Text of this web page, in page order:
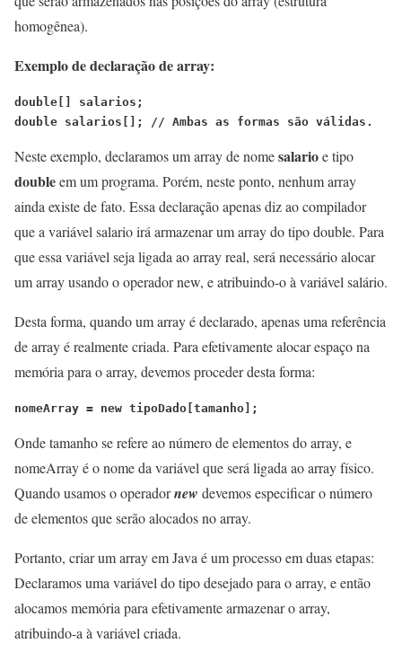
homogênea).
Exemplo de declaração de array:
double[] salarios;
double salarios[];
// Ambas as formas são válidas.
Neste exemplo, declaramos um array de nomesalarioe tipo
doubleem um programa. Porém, neste ponto, nenhum array
ainda existe de fato. Essa declaração apenas diz ao compilador
que a variável salario irá armazenar um array do tipo double. Para
que essa variável seja ligada ao array real, será necessário alocar
um array usando o operador new, e atribuindo-o à variável salário.
Desta forma, quando um array é declarado, apenas uma referência
de array é realmente criada. Para efetivamente alocar espaço na
memória para o array, devemos proceder desta forma:
nomeArray = new tipoDado[tamanho];
Onde tamanho se refere ao número de elementos do array, e
nomeArray é o nome da variável que será ligada ao array físico.
Quando usamos o operadornew devemos especificar o número
de elementos que serão alocados no array.
Portanto, criar um array em Java é um processo em duas etapas:
Declaramos uma variável do tipo desejado para o array, e então
alocamos memória para efetivamente armazenar o array,
atribuindo-a à variável criada.